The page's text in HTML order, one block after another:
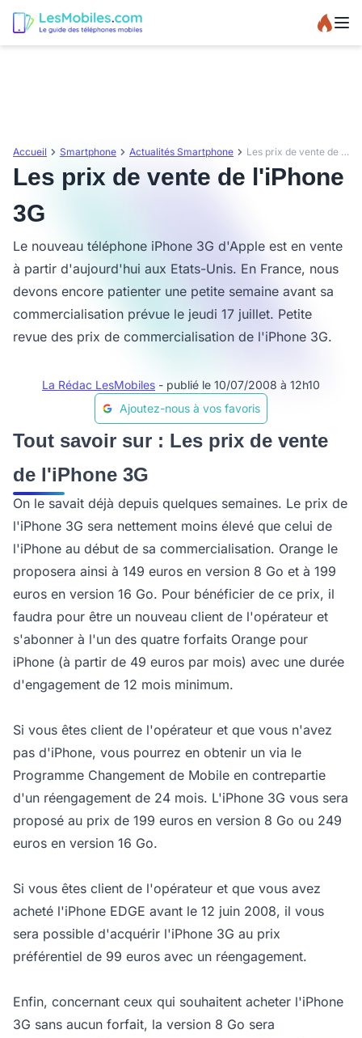
Accueil Smartphone Actualités Smartphone Les prix de vente de l'iPhone 3G
Les prix de vente de l'iPhone
3G
Le nouveau téléphone iPhone 3G d'Apple est en vente
à partir d'aujourd'hui aux Etats-Unis. En France, nous
devons encore patienter une petite semaine avant sa
commercialisation prévue le jeudi 17 juillet. Petite
revue des prix de commercialisation de l'iPhone 3G.
La Rédac LesMobiles - publié le 10/07/2008 à 12h10
Ajoutez-nous à vos favoris
Tout savoir sur : Les prix de vente
de l'iPhone 3G
On le savait déjà depuis quelques semaines. Le prix de
l'iPhone 3G sera nettement moins élevé que celui de
l'iPhone au début de sa commercialisation. Orange le
proposera ainsi à 149 euros en version 8 Go et à 199
euros en version 16 Go. Pour bénéficier de ce prix, il
faudra pour être un nouveau client de l'opérateur et
s'abonner à l'un des quatre forfaits Orange pour
iPhone (à partir de 49 euros par mois) avec une durée
d'engagement de 12 mois minimum.
Si vous êtes client de l'opérateur et que vous n'avez
pas d'iPhone, vous pourrez en obtenir un via le
Programme Changement de Mobile en contrepartie
d'un réengagement de 24 mois. L'iPhone 3G vous sera
proposé au prix de 199 euros en version 8 Go ou 249
euros en version 16 Go.
Si vous êtes client de l'opérateur et que vous avez
acheté l'iPhone EDGE avant le 12 juin 2008, il vous
sera possible d'acquérir l'iPhone 3G au prix
préférentiel de 99 euros avec un réengagement.
Enfin, concernant ceux qui souhaitent acheter l'iPhone
3G sans aucun forfait, la version 8 Go sera